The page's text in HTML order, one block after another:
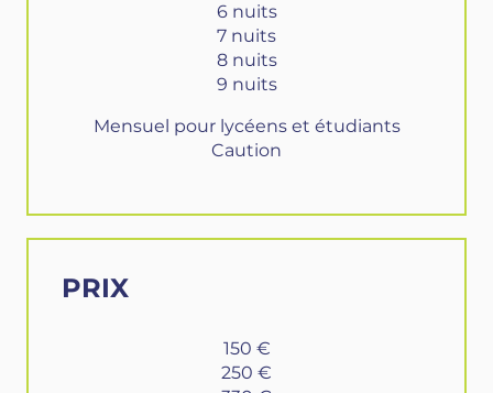
6 nuits
7 nuits
8 nuits
9 nuits
Mensuel pour lycéens et étudiants
Caution
PRIX
150 €
250 €